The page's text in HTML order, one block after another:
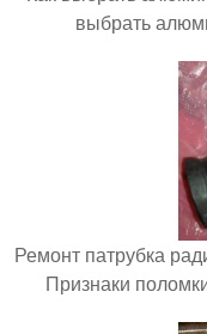
выбрать
Ремонт патрубка
Признаки